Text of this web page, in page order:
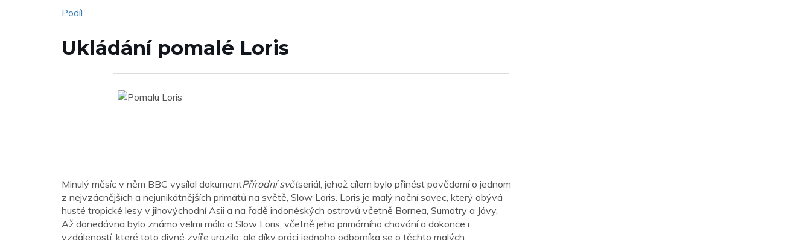
Podíl
Ukládání pomalé Loris
Minulý měsíc v něm BBC vysílal dokumentPřírodní světseriál, jehož cílem bylo přinést povědomí o jednom
z nejvzácnějších a nejunikátnějších primátů na světě, Slow Loris. Loris je malý noční savec, který obývá
husté tropické lesy v jihovýchodní Asii a na řadě indonéských ostrovů včetně Bornea, Sumatry a Jávy.
Až donedávna bylo známo velmi málo o Slow Loris, včetně jeho primárního chování a dokonce i
vzdáleností, které toto divné zvíře urazilo, ale díky práci jednoho odborníka se o těchto malých